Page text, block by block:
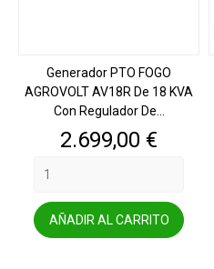
Generador PTO FOGO
AGROVOLT AV18R De 18 KVA
Con Regulador De...
Precio
2.699,00 €
AÑADIR AL CARRITO